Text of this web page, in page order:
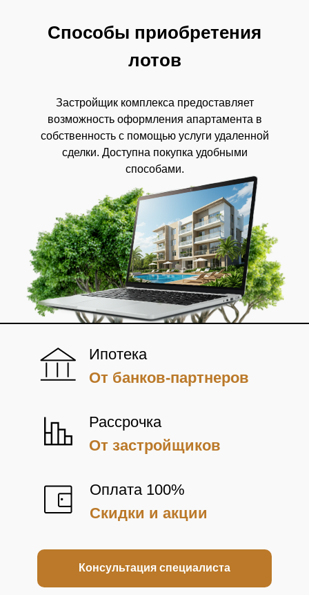
Способы приобретения
лотов
Застройщик комплекса предоставляет
возможность оформления апартамента в
собственность с помощью услуги удаленной
сделки. Доступна покупка удобными
способами.
Скидки и акции
Оплата 100%
Рассрочка
От застройщиков
От банков-партнеров
Ипотека
Консультация специалиста